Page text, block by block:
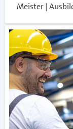
Meister |